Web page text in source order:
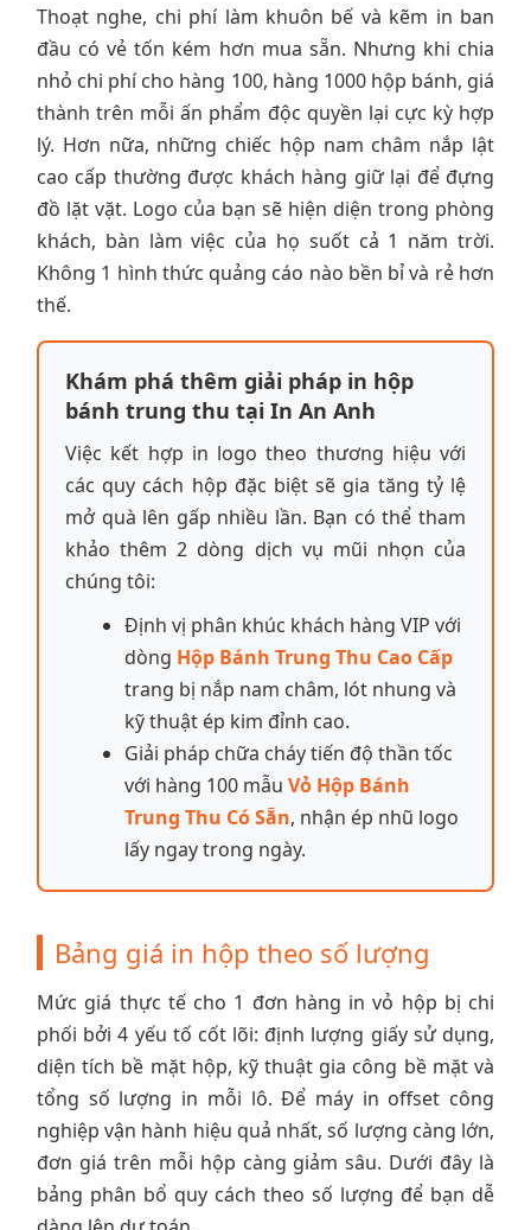
Thoạt nghe, chi phí làm khuôn bế và kẽm in ban
đầu có vẻ tốn kém hơn mua sẵn. Nhưng khi chia
nhỏ chi phí cho hàng 100, hàng 1000 hộp bánh, giá
thành trên mỗi ấn phẩm độc quyền lại cực kỳ hợp
lý. Hơn nữa, những chiếc hộp nam châm nắp lật
cao cấp thường được khách hàng giữ lại để đựng
đồ lặt vặt. Logo của bạn sẽ hiện diện trong phòng
khách, bàn làm việc của họ suốt cả 1 năm trời.
Không 1 hình thức quảng cáo nào bền bỉ và rẻ hơn
thế.
Khám phá thêm giải pháp in hộp
bánh trung thu tại In An Anh
Việc kết hợp in logo theo thương hiệu với
các quy cách hộp đặc biệt sẽ gia tăng tỷ lệ
mở quà lên gấp nhiều lần. Bạn có thể tham
khảo thêm 2 dòng dịch vụ mũi nhọn của
chúng tôi:
Định vị phân khúc khách hàng VIP với
dòng Hộp Bánh Trung Thu Cao Cấp
trang bị nắp nam châm, lót nhung và
kỹ thuật ép kim đỉnh cao.
Giải pháp chữa cháy tiến độ thần tốc
với hàng 100 mẫu Vỏ Hộp Bánh
Trung Thu Có Sẵn, nhận ép nhũ logo
lấy ngay trong ngày.
Bảng giá in hộp theo số lượng
Mức giá thực tế cho 1 đơn hàng in vỏ hộp bị chi
phối bởi 4 yếu tố cốt lõi: định lượng giấy sử dụng,
diện tích bề mặt hộp, kỹ thuật gia công bề mặt và
tổng số lượng in mỗi lô. Để máy in offset công
nghiệp vận hành hiệu quả nhất, số lượng càng lớn,
đơn giá trên mỗi hộp càng giảm sâu. Dưới đây là
bảng phân bổ quy cách theo số lượng để bạn dễ